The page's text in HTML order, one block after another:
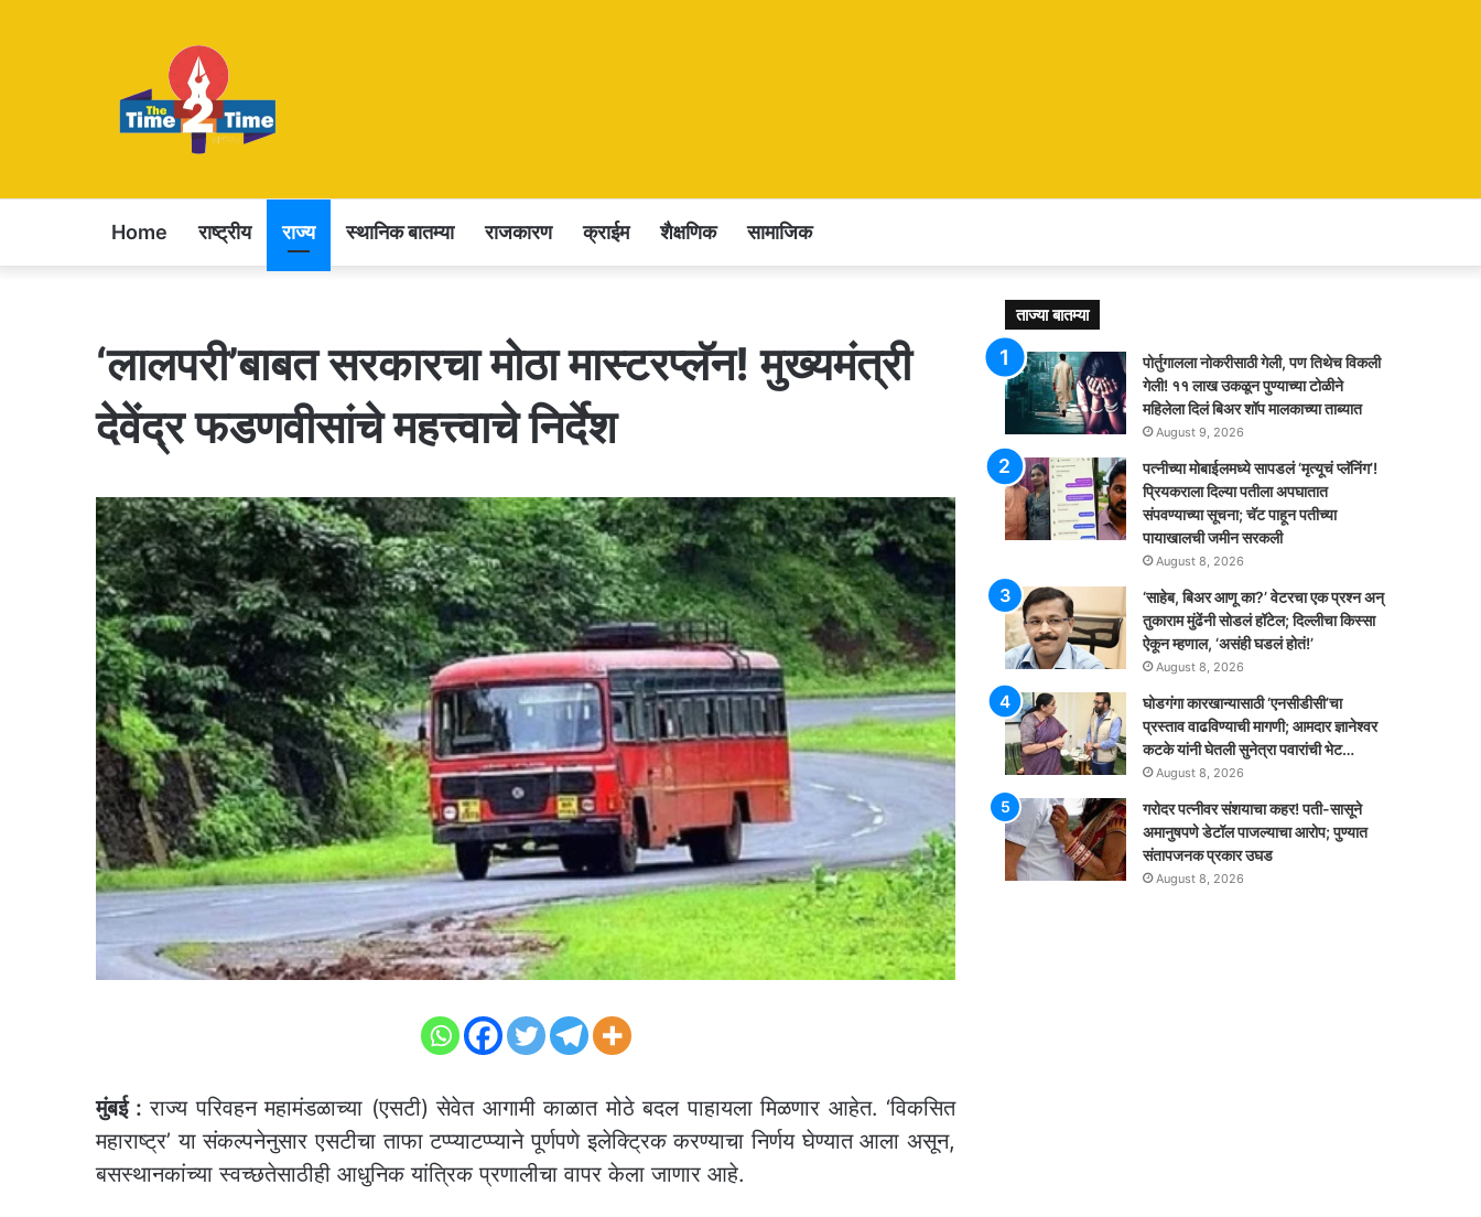
Home राष्ट्रीय राज्य स्थानिक बातम्या राजकारण क्राईम शैक्षणिक सामाजिक
‘लालपरी’बाबत सरकारचा मोठा मास्टरप्लॅन! मुख्यमंत्री
देवेंद्र फडणवीसांचे महत्त्वाचे निर्देश
मुंबई : राज्य परिवहन महामंडळाच्या (एसटी) सेवेत आगामी काळात मोठे बदल पाहायला मिळणार आहेत. ‘विकसित
महाराष्ट्र’ या संकल्पनेनुसार एसटीचा ताफा टप्प्याटप्प्याने पूर्णपणे इलेक्ट्रिक करण्याचा निर्णय घेण्यात आला असून,
बसस्थानकांच्या स्वच्छतेसाठीही आधुनिक यांत्रिक प्रणालीचा वापर केला जाणार आहे.
ताज्या बातम्या
पोर्तुगालला नोकरीसाठी गेली, पण तिथेच विकली
गेली! ११ लाख उकळून पुण्याच्या टोळीने
महिलेला दिलं बिअर शॉप मालकाच्या ताब्यात
August 9, 2026
पत्नीच्या मोबाईलमध्ये सापडलं ‘मृत्यूचं प्लॅनिंग’!
प्रियकराला दिल्या पतीला अपघातात
संपवण्याच्या सूचना; चॅट पाहून पतीच्या
पायाखालची जमीन सरकली
August 8, 2026
‘साहेब, बिअर आणू का?’ वेटरचा एक प्रश्न अन्
तुकाराम मुंढेंनी सोडलं हॉटेल; दिल्लीचा किस्सा
ऐकून म्हणाल, ‘असंही घडलं होतं!’
August 8, 2026
घोडगंगा कारखान्यासाठी ‘एनसीडीसी’चा
प्रस्ताव वाढविण्याची मागणी; आमदार ज्ञानेश्वर
कटके यांनी घेतली सुनेत्रा पवारांची भेट…
August 8, 2026
गरोदर पत्नीवर संशयाचा कहर! पती-सासूने
अमानुषपणे डेटॉल पाजल्याचा आरोप; पुण्यात
संतापजनक प्रकार उघड
August 8, 2026